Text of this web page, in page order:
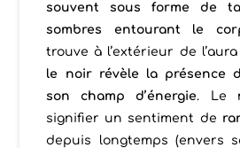
souvent sous forme de
sombres entourant le
trouve à l’extérieur de
le noir révèle la présence
son champ d’énergie. Le
signifier un sentiment de
depuis longtemps (envers